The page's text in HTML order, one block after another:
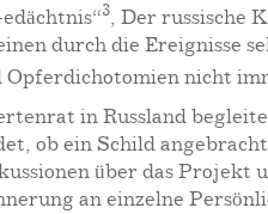
3, Der russische
durch die Ereignisse
nicht
in Russland
ob ein Schild
über das Projekt
an einzelne